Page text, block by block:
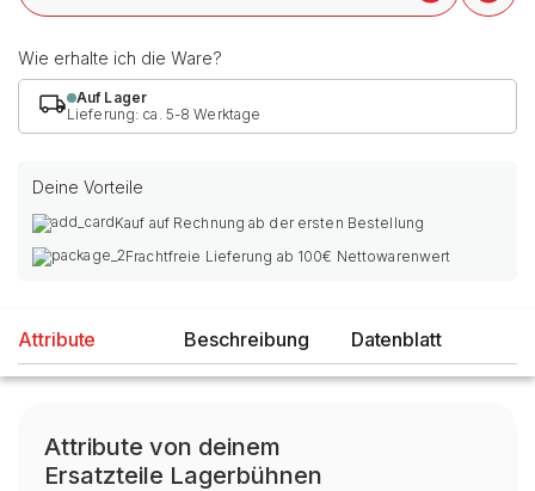
Wie erhalte ich die Ware?
Auf Lager
Lieferung: ca. 5-8 Werktage
Deine Vorteile
Kauf auf Rechnung ab der ersten Bestellung
Frachtfreie Lieferung ab 100€ Nettowarenwert
Attribute Beschreibung Datenblatt
Attribute von deinem
Ersatzteile Lagerbühnen